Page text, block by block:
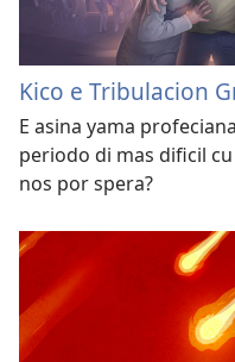
Kico e Tribulacion
E asina yama
periodo di mas dificil
nos por spera?